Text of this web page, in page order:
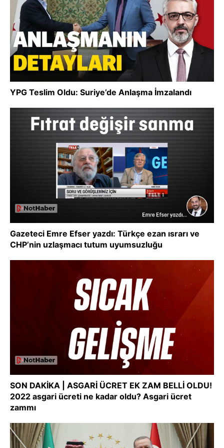
YPG Teslim Oldu: Suriye’de Anlaşma İmzalandı
Gazeteci Emre Efser yazdı: Türkçe ezan ısrarı ve
CHP’nin uzlaşmacı tutum uyumsuzluğu
SON DAKİKA | ASGARİ ÜCRET EK ZAM BELLİ OLDU!
2022 asgari ücreti ne kadar oldu? Asgari ücret
zammı